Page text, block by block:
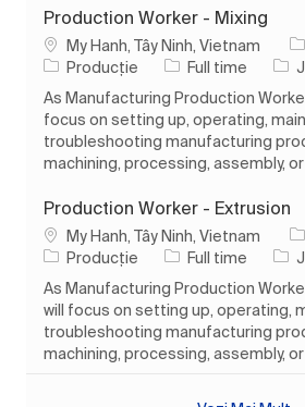
Production Worker - Mixing
LocMy Hanh, Tây Ninh, Vietnam
Categorie
Producție Tipul postului
Full time Job
As Manufacturing Production
focus on setting up, operating,
troubleshooting manufacturing
machining, processing, assembly,
Production Worker - Extrusion
LocMy Hanh, Tây Ninh, Vietnam
Categorie
Producție Tipul postului
Full time Job
As Manufacturing Production
will focus on setting up, operating,
troubleshooting manufacturing
machining, processing, assembly, or